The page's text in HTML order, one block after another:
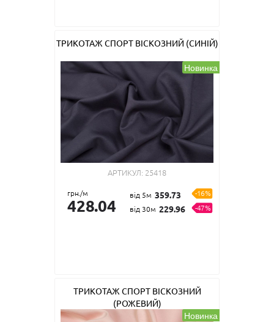
ТРИКОТАЖ СПОРТ ВІСКОЗНИЙ (СИНІЙ)
Новинка
АРТИКУЛ: 25418
грн./м
428.04
від 5м 359.73
-16%
від 30м 229.96 -47%
ТРИКОТАЖ СПОРТ ВІСКОЗНИЙ
(РОЖЕВИЙ)
Новинка